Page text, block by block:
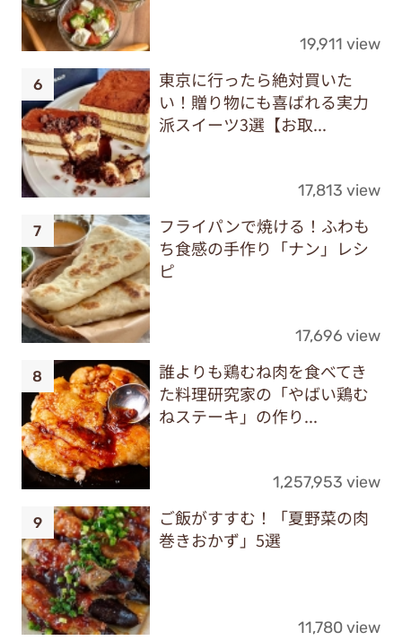
19,911 view
東京に行ったら絶対買いた
い！贈り物にも喜ばれる実力
派スイーツ3選【お取...
17,813 view
フライパンで焼ける！ふわも
ち食感の手作り「ナン」レシ
ピ
17,696 view
誰よりも鶏むね肉を食べてき
た料理研究家の「やばい鶏む
ねステーキ」の作り...
1,257,953 view
ご飯がすすむ！「夏野菜の肉
巻きおかず」5選
11,780 view